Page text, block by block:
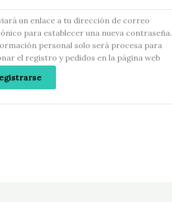
un enlace a tu dirección de correo
para establecer una nueva contraseña.
personal solo será procesa para
el registro y pedidos en la página web